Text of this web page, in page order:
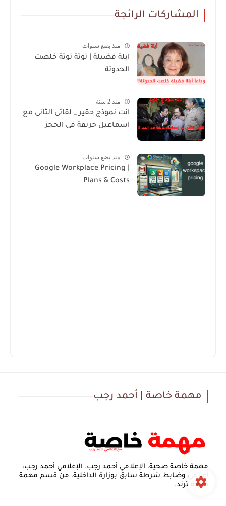
المشاركات الرائجة
منذ بضع سنوات
ابلة فضيلة | توتة توتة خلصت
الحدوتة
منذ 2 سنة
انت نموذج حقير _ لقائى الثانى مع
اسماعيل حريقة فى الحجز
منذ بضع سنوات
Google Workplace Pricing |
Plans & Costs
مهمة خاصة | أحمد رجب
مهمة خاصة صحية. الإعلامي أحمد رجب. الإعلامي أحمد رجب:
إعلامي وضابط شرطة سابق بوزارة الداخلية. من قسم مهمة
خاصة ترند.